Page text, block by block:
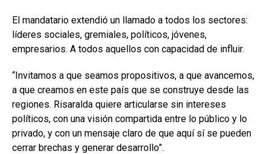
El mandatario extendió un llamado a todos los sectores:
líderes sociales, gremiales, políticos, jóvenes,
empresarios. A todos aquellos con capacidad de influir.
“Invitamos a que seamos propositivos, a que avancemos,
a que creamos en este país que se construye desde las
regiones. Risaralda quiere articularse sin intereses
políticos, con una visión compartida entre lo público y lo
privado, y con un mensaje claro de que aquí sí se pueden
cerrar brechas y generar desarrollo”.